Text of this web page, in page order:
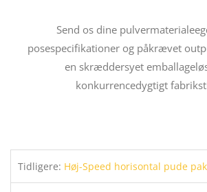
Send os dine
posespecifikationer og påkrævet
en skræddersyet
konkurrencedygtigt
Tidligere: Høj-Speed horisontal pude pakkemaskine | 40-